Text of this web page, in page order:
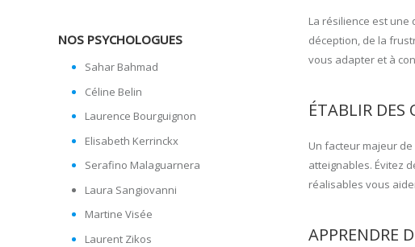
NOS PSYCHOLOGUES
Sahar Bahmad
Céline Belin
Laurence Bourguignon
Elisabeth Kerrinckx
Serafino Malaguarnera
Laura Sangiovanni
Martine Visée
Laurent Zikos
La résilience est une
déception, de la
vous adapter et à
ÉTABLIR DES
Un facteur majeur
atteignables. Évitez
réalisables vous
APPRENDRE